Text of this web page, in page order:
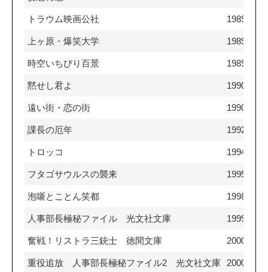
トラウム映画公社 1989
上ヶ原・爆笑大学 1989
時空いちびり百景 1989
黙せし君よ 1990
遠い街・恋の街 1990
課長の厄年 1992
トロッコ 1994
フタゴサウルスの襲来 1995
泡噺とことん笑都 1998
人事部長極秘ファイル 光文社文庫 1999
奮戦！リストラ三銃士 徳間文庫 2000
重役追放 人事部長極秘ファイル2 光文社文庫 2000